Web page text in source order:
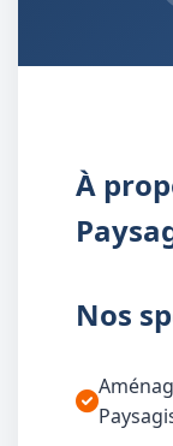
À
Nos